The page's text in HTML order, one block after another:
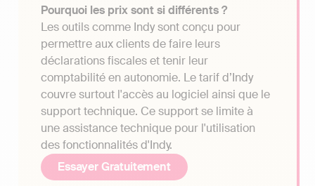
Pourquoi les prix sont si différents ?
Les outils comme Indy sont conçu pour
permettre aux clients de faire leurs
déclarations fiscales et tenir leur
comptabilité en autonomie. Le tarif d’Indy
couvre surtout l'accès au logiciel ainsi que le
support technique. Ce support se limite à
une assistance technique pour l'utilisation
des fonctionnalités d'Indy.
Essayer Gratuitement